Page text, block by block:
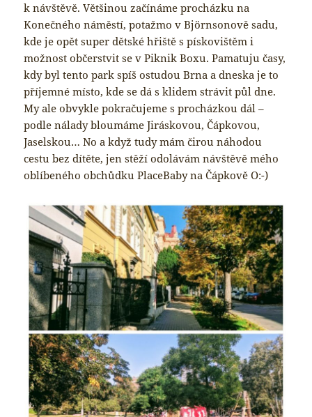
k návštěvě. Většinou začínáme procházku na
Konečného náměstí, potažmo v Björnsonově sadu,
kde je opět super dětské hřiště s pískovištěm i
možnost občerstvit se v Piknik Boxu. Pamatuju časy,
kdy byl tento park spíš ostudou Brna a dneska je to
příjemné místo, kde se dá s klidem strávit půl dne.
My ale obvykle pokračujeme s procházkou dál –
podle nálady bloumáme Jiráskovou, Čápkovou,
Jaselskou… No a když tudy mám čirou náhodou
cestu bez dítěte, jen stěží odolávám návštěvě mého
oblíbeného obchůdku PlaceBaby na Čápkově O:-)